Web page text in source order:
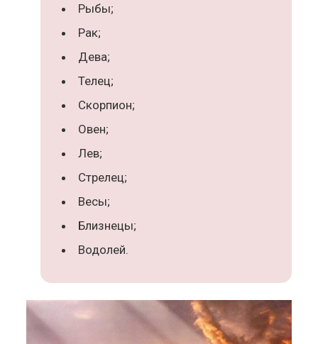
Рыбы;
Рак;
Дева;
Телец;
Скорпион;
Овен;
Лев;
Стрелец;
Весы;
Близнецы;
Водолей.